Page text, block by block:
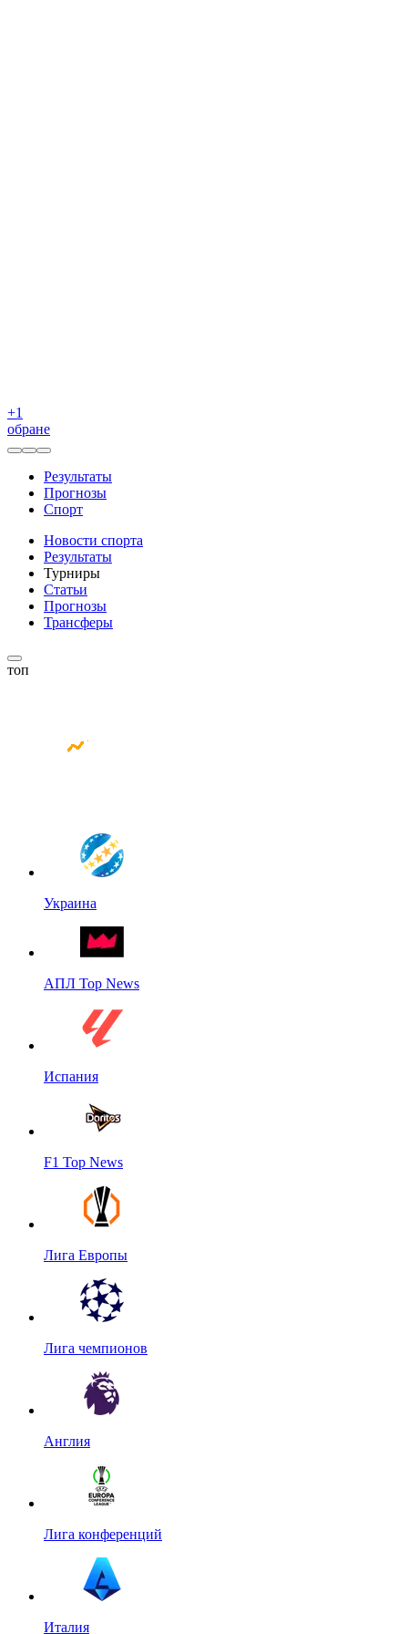
+1
обране
Результаты
Прогнозы
Спорт
Новости спорта
Результаты
Турниры
Статьи
Прогнозы
Трансферы
топ
Украина
АПЛ Top News
Испания
F1 Top News
Лига Европы
Лига чемпионов
Англия
Лига конференций
Италия